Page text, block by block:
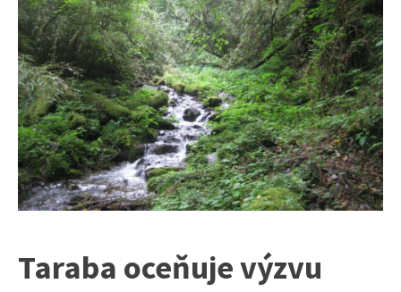
Taraba oceňuje výzvu